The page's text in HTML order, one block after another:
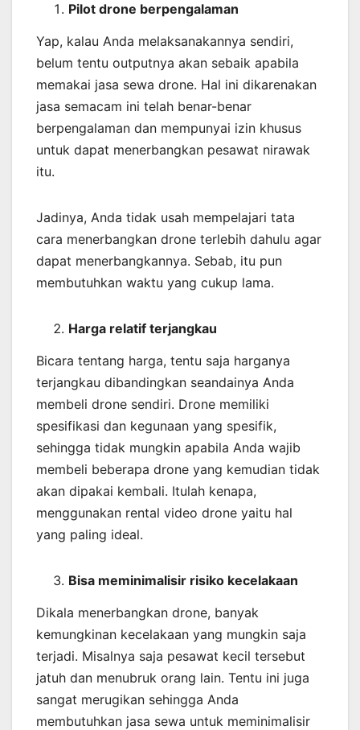
Pilot drone berpengalaman
Yap, kalau Anda melaksanakannya sendiri,
belum tentu outputnya akan sebaik apabila
memakai jasa sewa drone. Hal ini dikarenakan
jasa semacam ini telah benar-benar
berpengalaman dan mempunyai izin khusus
untuk dapat menerbangkan pesawat nirawak
itu.
Jadinya, Anda tidak usah mempelajari tata
cara menerbangkan drone terlebih dahulu agar
dapat menerbangkannya. Sebab, itu pun
membutuhkan waktu yang cukup lama.
Harga relatif terjangkau
Bicara tentang harga, tentu saja harganya
terjangkau dibandingkan seandainya Anda
membeli drone sendiri. Drone memiliki
spesifikasi dan kegunaan yang spesifik,
sehingga tidak mungkin apabila Anda wajib
membeli beberapa drone yang kemudian tidak
akan dipakai kembali. Itulah kenapa,
menggunakan rental video drone yaitu hal
yang paling ideal.
Bisa meminimalisir risiko kecelakaan
Dikala menerbangkan drone, banyak
kemungkinan kecelakaan yang mungkin saja
terjadi. Misalnya saja pesawat kecil tersebut
jatuh dan menubruk orang lain. Tentu ini juga
sangat merugikan sehingga Anda
membutuhkan jasa sewa untuk meminimalisir